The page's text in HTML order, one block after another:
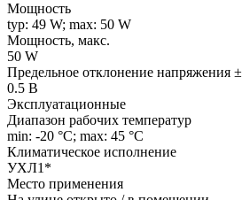
Мощность
typ: 49 W; max: 50 W
Мощность, макс.
50 W
Предельное отклонение напряжения ±
0.5 В
Эксплуатационные
Диапазон рабочих температур
min: -20 °C; max: 45 °C
Климатическое исполнение
УХЛ1*
Место применения